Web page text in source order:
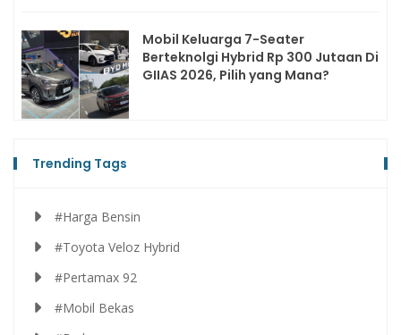
Mobil Keluarga 7-Seater
Berteknolgi Hybrid Rp 300 Jutaan Di
GIIAS 2026, Pilih yang Mana?
Trending Tags
#Harga Bensin
#Toyota Veloz Hybrid
#Pertamax 92
#Mobil Bekas